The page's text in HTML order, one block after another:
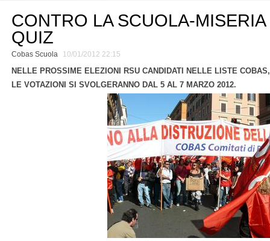
CONTRO LA SCUOLA-
QUIZ
Cobas Scuola 10/01/2012 22:15
NELLE PROSSIME ELEZIONI RSU CANDIDATI NELLE LISTE
LE VOTAZIONI SI SVOLGERANNO DAL 5 AL 7 MARZO 2012.